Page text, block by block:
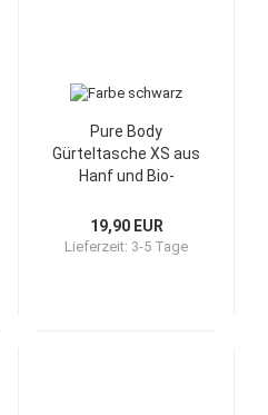
Pure Body
Gürteltasche XS aus
Hanf und Bio-
19,90 EUR
Lieferzeit: 3-5 Tage